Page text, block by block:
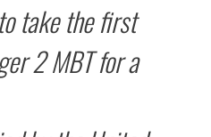
take the first
2 MBT for a